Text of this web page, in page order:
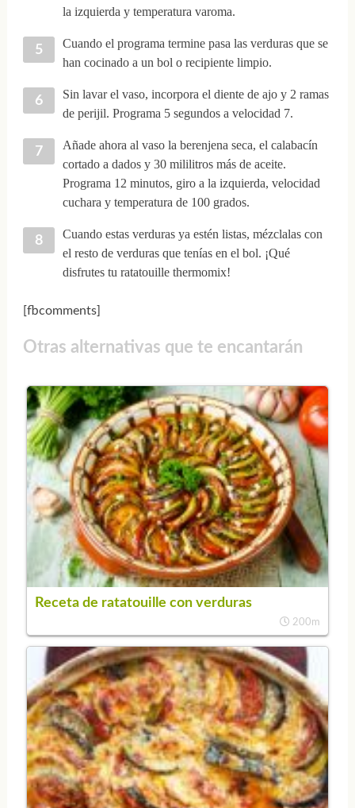
la izquierda y temperatura varoma.
Cuando el programa termine pasa las verduras que se
han cocinado a un bol o recipiente limpio.
Sin lavar el vaso, incorpora el diente de ajo y 2 ramas
de perijil. Programa 5 segundos a velocidad 7.
Añade ahora al vaso la berenjena seca, el calabacín
cortado a dados y 30 mililitros más de aceite.
Programa 12 minutos, giro a la izquierda, velocidad
cuchara y temperatura de 100 grados.
Cuando estas verduras ya estén listas, mézclalas con
el resto de verduras que tenías en el bol. ¡Qué
disfrutes tu ratatouille thermomix!
[fbcomments]
Otras alternativas que te encantarán
Receta de ratatouille con verduras
200m